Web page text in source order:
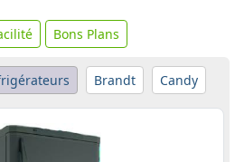
Bons Plans
Brandt Candy